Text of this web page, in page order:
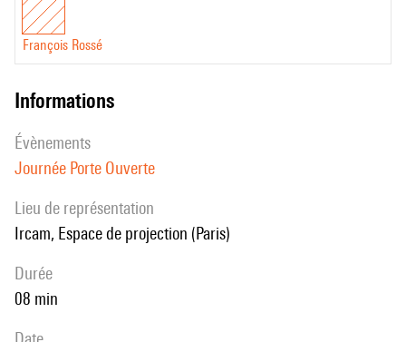
François Rossé
informations
évènements
Journée Porte Ouverte
Lieu de représentation
Ircam, Espace de projection (Paris)
durée
08 min